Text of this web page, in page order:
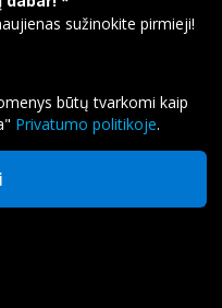
sužinokite pirmieji!
būtų tvarkomi kaip
Privatumo politikoje.